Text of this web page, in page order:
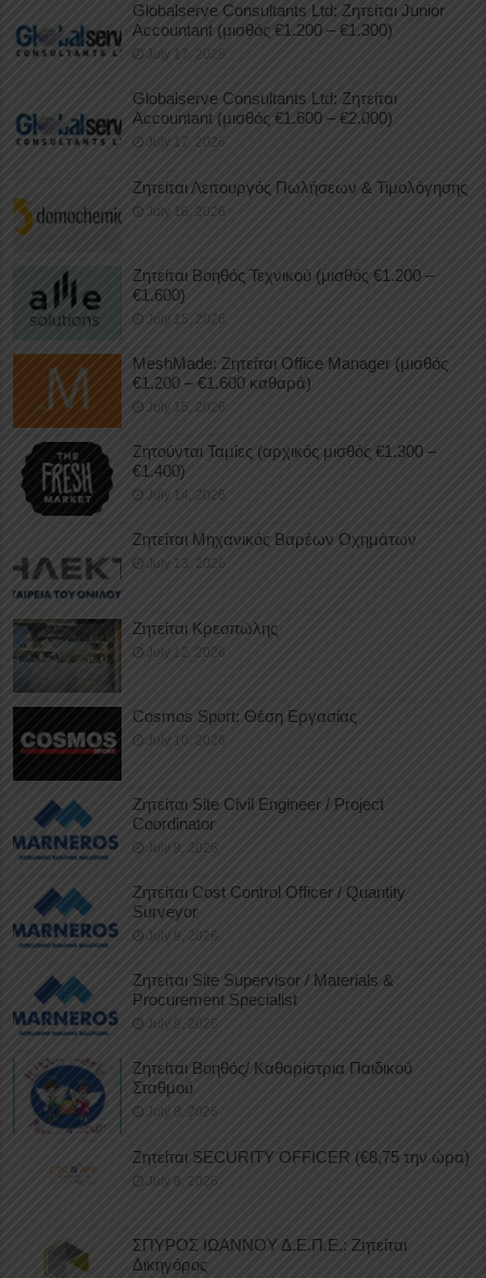
Globalserve Consultants Ltd: Ζητείται Junior
Accountant (μισθός €1.200 – €1.300)
July 17, 2026
Globalserve Consultants Ltd: Ζητείται
Accountant (μισθός €1.600 – €2.000)
July 17, 2026
Ζητείται Λειτουργός Πωλήσεων & Τιμολόγησης
July 16, 2026
Ζητείται Βοηθός Τεχνικού (μισθός €1.200 –
€1.600)
July 15, 2026
MeshMade: Ζητείται Office Manager (μισθός
€1.200 – €1.600 καθαρά)
July 15, 2026
Ζητούνται Ταμίες (αρχικός μισθός €1.300 –
€1.400)
July 14, 2026
Ζητείται Μηχανικός Βαρέων Οχημάτων
July 13, 2026
Ζητείται Κρεοπώλης
July 12, 2026
Cosmos Sport: Θέση Εργασίας
July 10, 2026
Ζητείται Site Civil Engineer / Project
Coordinator
July 9, 2026
Ζητείται Cost Control Officer / Quantity
Surveyor
July 9, 2026
Ζητείται Site Supervisor / Materials &
Procurement Specialist
July 9, 2026
Ζητείται Βοηθός/ Καθαρίστρια Παιδικού
Σταθμού
July 8, 2026
Ζητείται SECURITY OFFICER (€8,75 την ώρα)
July 8, 2026
ΣΠΥΡΟΣ ΙΩΑΝΝΟΥ Δ.Ε.Π.Ε.: Ζητείται
Δικηγόρος